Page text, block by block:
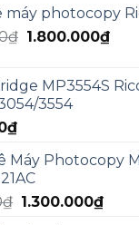
máy photocopy
₫ Giá
2.000.000₫.
1.800.000₫Giá
là:
MP3554S
3554
₫
Máy Photocopy
₫ Giá
1.300.000₫Giá